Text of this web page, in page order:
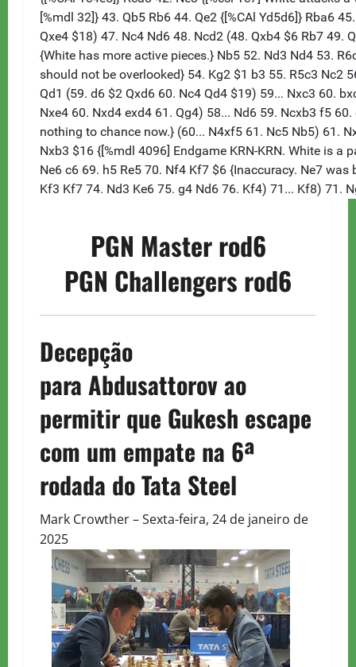
PGN Master rod6
PGN Challengers rod6
Decepção
para Abdusattorovao
permitir que Gukesh escape
com um empate na 6ª
rodada do Tata Steel
Mark Crowther – Sexta-feira, 24 de janeiro de
2025